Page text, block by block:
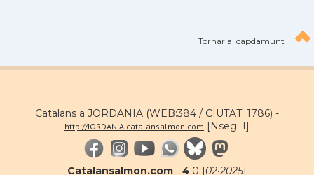
Tornar al capdamunt
Catalans a JORDANIA (WEB:384 / CIUTAT: 1786) -
http://JORDANIA.catalansalmon.com [Nseg: 1]
Catalansalmon.com - 4.0 [02·2025]